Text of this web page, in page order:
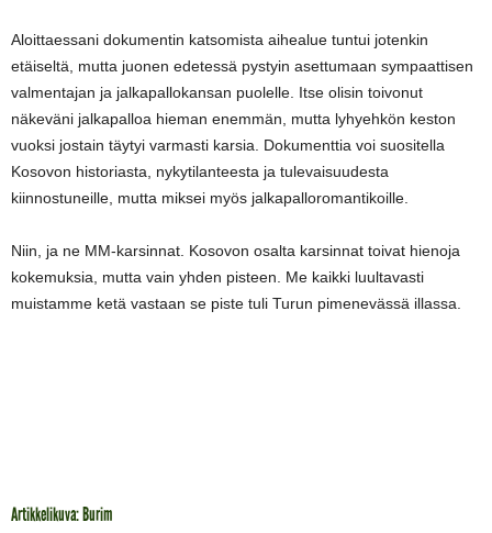
Aloittaessani dokumentin katsomista aihealue tuntui jotenkin
etäiseltä, mutta juonen edetessä pystyin asettumaan sympaattisen
valmentajan ja jalkapallokansan puolelle. Itse olisin toivonut
näkeväni jalkapalloa hieman enemmän, mutta lyhyehkön keston
vuoksi jostain täytyi varmasti karsia. Dokumenttia voi suositella
Kosovon historiasta, nykytilanteesta ja tulevaisuudesta
kiinnostuneille, mutta miksei myös jalkapalloromantikoille.
Niin, ja ne MM-karsinnat. Kosovon osalta karsinnat toivat hienoja
kokemuksia, mutta vain yhden pisteen. Me kaikki luultavasti
muistamme ketä vastaan se piste tuli Turun pimenevässä illassa.
Artikkelikuva: Burim